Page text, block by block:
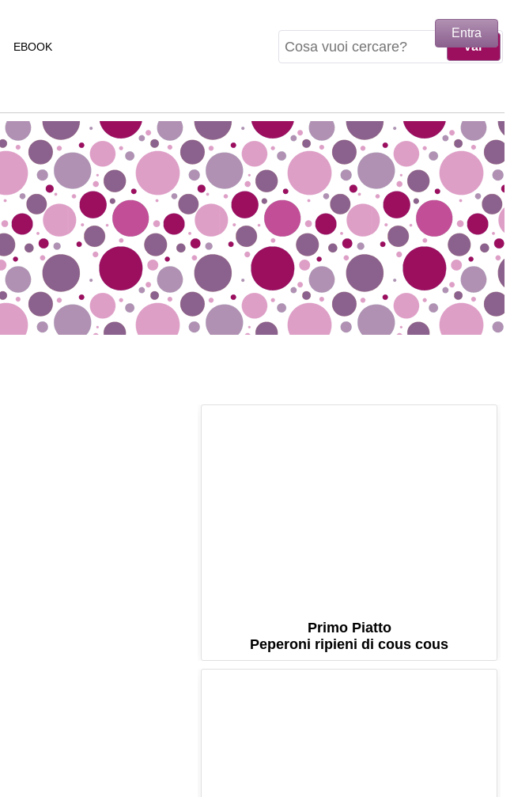
EBOOK
Primo Piatto
Peperoni ripieni di cous cous
Entra